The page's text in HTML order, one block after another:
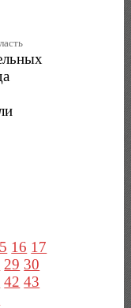
16 17
29 30
42 43